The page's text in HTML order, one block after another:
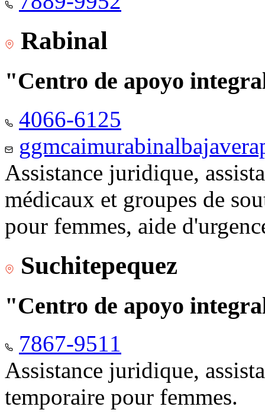
Rabinal
"Centro de apoyo
4066-6125
Assistance juridique,
médicaux et groupes de
pour femmes, aide
Suchitepequez
"Centro de apoyo
7867-9511
Assistance juridique,
temporaire pour femmes.